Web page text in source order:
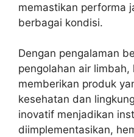
memastikan performa
berbagai kondisi.
Dengan pengalaman
pengolahan air
memberikan produk
kesehatan dan
inovatif menjadikan
diimplementasikan,